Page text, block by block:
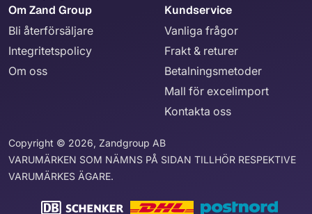
Om Zand Group
Bli återförsäljare
Integritetspolicy
Om oss
Kundservice
Vanliga frågor
Frakt & returer
Betalningsmetoder
Mall för excelimport
Kontakta oss
Copyright © 2026, Zandgroup AB
VARUMÄRKEN SOM NÄMNS PÅ SIDAN TILLHÖR RESPEKTIVE
VARUMÄRKES ÄGARE.